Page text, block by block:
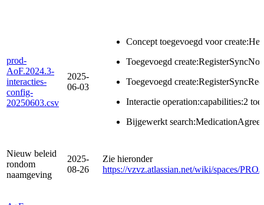
prod-
AoF.2024.3-
interacties-
config-
20250603.csv
2025-
06-03
Concept toegevoegd voor
Toegevoegd
Toegevoegd
Interactie operation:capabilities:2
Bijgewerkt
Nieuw beleid
rondom
naamgeving
2025-
08-26
Zie hieronder
https://vzvz.atlassian.net/wiki/spaces/